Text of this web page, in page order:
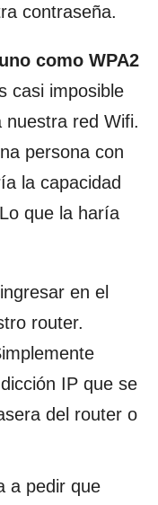
contraseña.
como WPA2
casi imposible
nuestra red Wifi.
persona con
la capacidad
que la haría
en el
router.
IP que se
del router o
a pedir que